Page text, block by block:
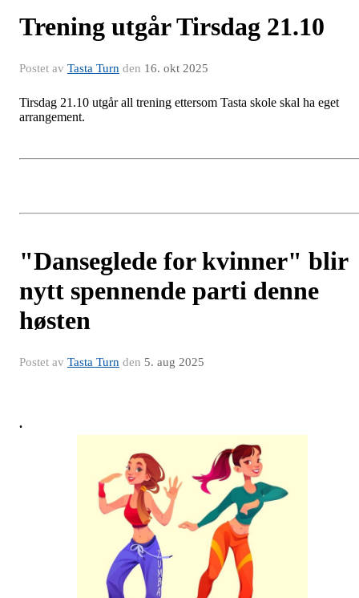
Trening utgår Tirsdag 21.10
Postet av Tasta Turn den 16. okt 2025
Tirsdag 21.10 utgår all trening ettersom Tasta skole skal ha eget
arrangement.
"Danseglede for kvinner" blir
nytt spennende parti denne
høsten
Postet av Tasta Turn den 5. aug 2025
.